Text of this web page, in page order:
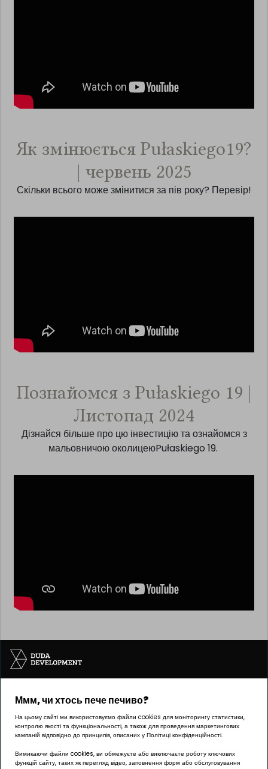
Ммм, чи хтось пече печиво?
На цьому сайті ми використовуємо файли cookies для моніторингу статистики,
контролю якості та функціональності, а також для проведення маркетингових
кампаній відповідно до принципів, описаних у Політиці конфіденційності.
Вимикаючи файли cookies, ви обмежуєте або виключаєте роботу ключових
функцій сайту, таких як перегляд відео, заповнення форм або обслуговування
Як змінюється Pułaskiego19?
| червень 2025
Скільки всього може змінитися за пів року? Перевір!
Познайомся з Pułaskiego 19 |
Листопад 2024
Дізнайся більше про цю інвестицію та ознайомся з
мальовничою околицеюPułaskiego 19.
Інвестицію реалізує компанія Pułaskiego 19 sp. z o.o.
ОФІС Познань | ГРУНВАЛД